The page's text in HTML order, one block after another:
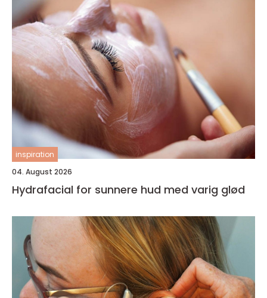
inspiration
04. August 2026
Hydrafacial for sunnere hud med varig glød